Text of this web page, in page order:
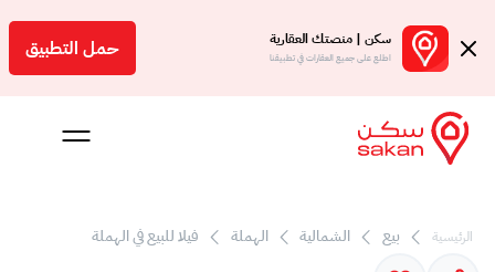
سكن | منصتك العقارية
اطلع على جميع العقارات في تطبيقنا حمل التطبيق
الرئيسية بيع الشمالية الهملة فيلا للبيع في الهملة